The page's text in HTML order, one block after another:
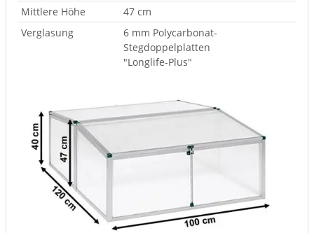
Mittlere Höhe
47 cm
Verglasung
6 mm Polycarbonat-
Stegdoppelplatten
"Longlife-Plus"